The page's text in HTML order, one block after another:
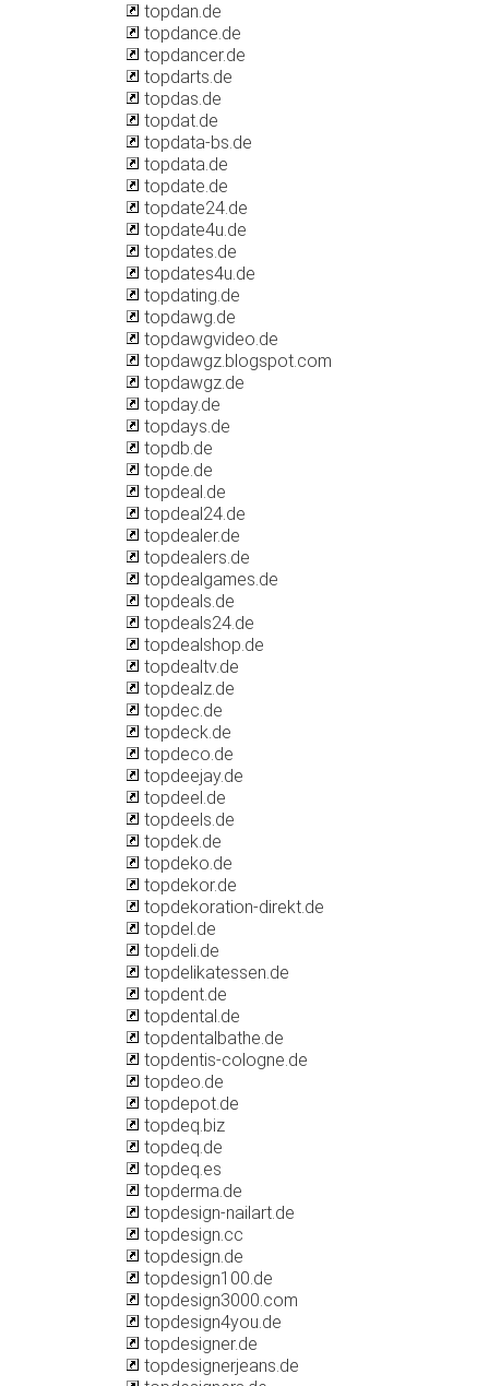
topdan.de
topdance.de
topdancer.de
topdarts.de
topdas.de
topdat.de
topdata-bs.de
topdata.de
topdate.de
topdate24.de
topdate4u.de
topdates.de
topdates4u.de
topdating.de
topdawg.de
topdawgvideo.de
topdawgz.blogspot.com
topdawgz.de
topday.de
topdays.de
topdb.de
topde.de
topdeal.de
topdeal24.de
topdealer.de
topdealers.de
topdealgames.de
topdeals.de
topdeals24.de
topdealshop.de
topdealtv.de
topdealz.de
topdec.de
topdeck.de
topdeco.de
topdeejay.de
topdeel.de
topdeels.de
topdek.de
topdeko.de
topdekor.de
topdekoration-direkt.de
topdel.de
topdeli.de
topdelikatessen.de
topdent.de
topdental.de
topdentalbathe.de
topdentis-cologne.de
topdeo.de
topdepot.de
topdeq.biz
topdeq.de
topdeq.es
topderma.de
topdesign-nailart.de
topdesign.cc
topdesign.de
topdesign100.de
topdesign3000.com
topdesign4you.de
topdesigner.de
topdesignerjeans.de